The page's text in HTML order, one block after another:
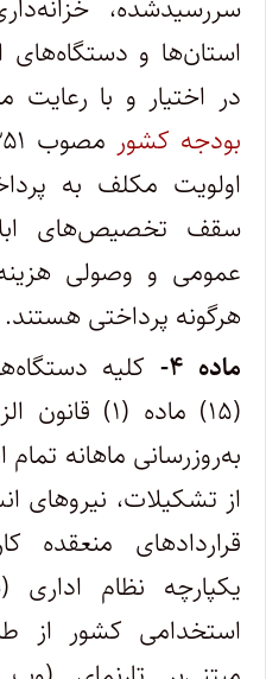
سررسیدشده،
استان‌ها و دستگاه‌های
در اختیار و با رعایت
بودجه کشور
اولویت مکلف به
سقف تخصیص‌های
عمومی و وصولی
هرگونه پرداختی هستند.
ماده ۴-
کلیه
(۱۵) ماده (۱)‌
به‌روزرسانی ماهانه
از تشکیلات، نیروهای
قراردادهای
یکپارچه نظام اداری
‏استخدامی کشور از